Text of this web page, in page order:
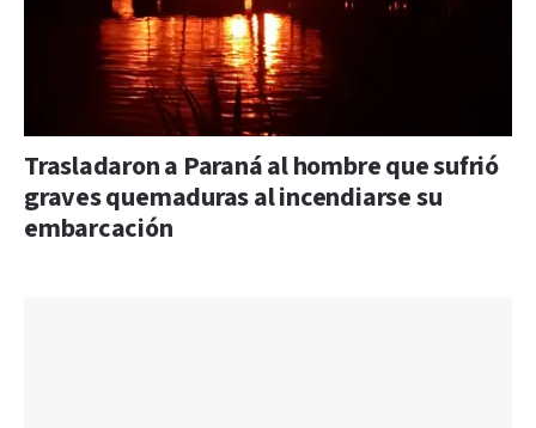
Trasladaron a Paraná al hombre que sufrió
graves quemaduras al incendiarse su
embarcación